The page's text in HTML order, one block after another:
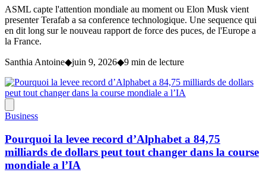
ASML capte l'attention mondiale au moment ou Elon Musk vient
presenter Terafab a sa conference technologique. Une sequence qui
en dit long sur le nouveau rapport de force des puces, de l'Europe a
la France.
Santhia Antoine◆juin 9, 2026◆9 min de lecture
Business
Pourquoi la levee record d’Alphabet a 84,75
milliards de dollars peut tout changer dans la course
mondiale a l’IA